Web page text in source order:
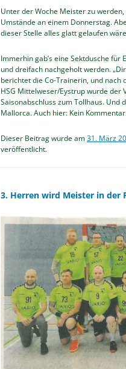
Unter der Woche Meister zu
Umstände an einem Donnerstag.
dieser Stelle alles glatt gelaufen
Immerhin gab’s eine Sektdusche
und dreifach nachgeholt werden.
berichtet die Co-Trainerin, und nach
HSG Mittelweser/Eystrup wurde
Saisonabschluss zum Tollhaus. Und
Mallorca. Auch hier: Kein
Dieser Beitrag wurde am31. März
veröffentlicht.
3. Herren wird Meister in der